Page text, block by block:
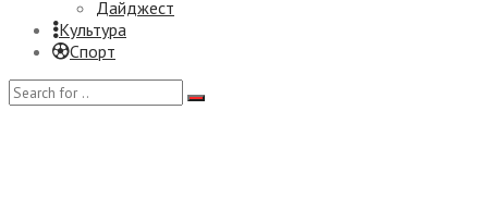
Дайджест
Культура
Спорт